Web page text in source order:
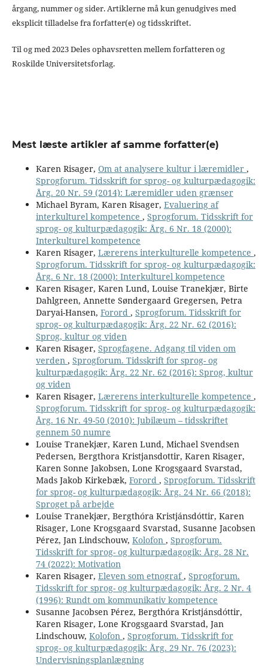
årgang, nummer og sider. Artiklerne må kun genudgives med
eksplicit tilladelse fra forfatter(e) og tidsskriftet.
Til og med 2023 Deles ophavsretten mellem forfatteren og
Roskilde Universitetsforlag.
Mest læste artikler af samme forfatter(e)
Karen Risager, Om at analysere kultur i læremidler ,
Sprogforum. Tidsskrift for sprog- og kulturpædagogik:
Årg. 20 Nr. 59 (2014): Læremidler uden grænser
Michael Byram, Karen Risager, Evaluering af
interkulturel kompetence , Sprogforum. Tidsskrift for
sprog- og kulturpædagogik: Årg. 6 Nr. 18 (2000):
Interkulturel kompetence
Karen Risager, Lærerens interkulturelle kompetence ,
Sprogforum. Tidsskrift for sprog- og kulturpædagogik:
Årg. 6 Nr. 18 (2000): Interkulturel kompetence
Karen Risager, Karen Lund, Louise Tranekjær, Birte
Dahlgreen, Annette Søndergaard Gregersen, Petra
Daryai-Hansen, Forord , Sprogforum. Tidsskrift for
sprog- og kulturpædagogik: Årg. 22 Nr. 62 (2016):
Sprog, kultur og viden
Karen Risager, Sprogfagene. Adgang til viden om
verden , Sprogforum. Tidsskrift for sprog- og
kulturpædagogik: Årg. 22 Nr. 62 (2016): Sprog, kultur
og viden
Karen Risager, Lærerens interkulturelle kompetence ,
Sprogforum. Tidsskrift for sprog- og kulturpædagogik:
Årg. 16 Nr. 49-50 (2010): Jubilæum – tidsskriftet
gennem 50 numre
Louise Tranekjær, Karen Lund, Michael Svendsen
Pedersen, Bergthora Kristjansdottir, Karen Risager,
Karen Sonne Jakobsen, Lone Krogsgaard Svarstad,
Mads Jakob Kirkebæk, Forord , Sprogforum. Tidsskrift
for sprog- og kulturpædagogik: Årg. 24 Nr. 66 (2018):
Sproget på arbejde
Louise Tranekjær, Bergthóra Kristjánsdóttir, Karen
Risager, Lone Krogsgaard Svarstad, Susanne Jacobsen
Pérez, Jan Lindschouw, Kolofon , Sprogforum.
Tidsskrift for sprog- og kulturpædagogik: Årg. 28 Nr.
74 (2022): Motivation
Karen Risager, Eleven som etnograf, Sprogforum.
Tidsskrift for sprog- og kulturpædagogik: Årg. 2 Nr. 4
(1996): Rundt om kommunikativ kompetence
Susanne Jacobsen Pérez, Bergthóra Kristjánsdóttir,
Karen Risager, Lone Krogsgaard Svarstad, Jan
Lindschouw, Kolofon , Sprogforum. Tidsskrift for
sprog- og kulturpædagogik: Årg. 29 Nr. 76 (2023):
Undervisningsplanlægning